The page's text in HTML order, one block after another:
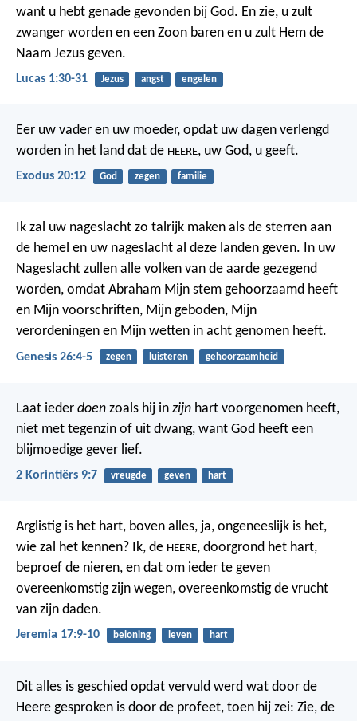
want u hebt genade gevonden bij God. En zie, u zult
zwanger worden en een Zoon baren en u zult Hem de
Naam Jezus geven.
Lucas 1:30-31 Jezus angst engelen
Eer uw vader en uw moeder, opdat uw dagen verlengd
worden in het land dat de HEERE, uw God, u geeft.
Exodus 20:12 God zegen familie
Ik zal uw nageslacht zo talrijk maken als de sterren aan
de hemel en uw nageslacht al deze landen geven. In uw
Nageslacht zullen alle volken van de aarde gezegend
worden, omdat Abraham Mijn stem gehoorzaamd heeft
en Mijn voorschriften, Mijn geboden, Mijn
verordeningen en Mijn wetten in acht genomen heeft.
Genesis 26:4-5 zegen luisteren gehoorzaamheid
Laat ieder doen zoals hij in zijn hart voorgenomen heeft,
niet met tegenzin of uit dwang, want God heeft een
blijmoedige gever lief.
2 Korintiërs 9:7 vreugde geven hart
Arglistig is het hart, boven alles, ja, ongeneeslijk is het,
wie zal het kennen? Ik, de HEERE, doorgrond het hart,
beproef de nieren, en dat om ieder te geven
overeenkomstig zijn wegen, overeenkomstig de vrucht
van zijn daden.
Jeremia 17:9-10 beloning leven hart
Dit alles is geschied opdat vervuld werd wat door de
Heere gesproken is door de profeet, toen hij zei: Zie, de